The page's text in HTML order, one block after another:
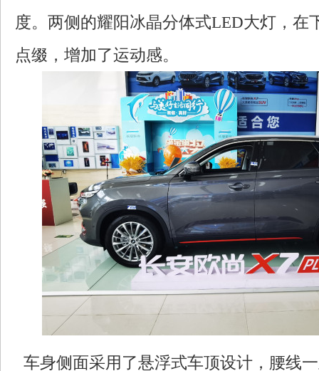
度。两侧的耀阳冰晶分体式LED大灯，在
点缀，增加了运动感。
车身侧面采用了悬浮式车顶设计，腰线